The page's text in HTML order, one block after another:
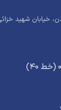
خیابان شهید